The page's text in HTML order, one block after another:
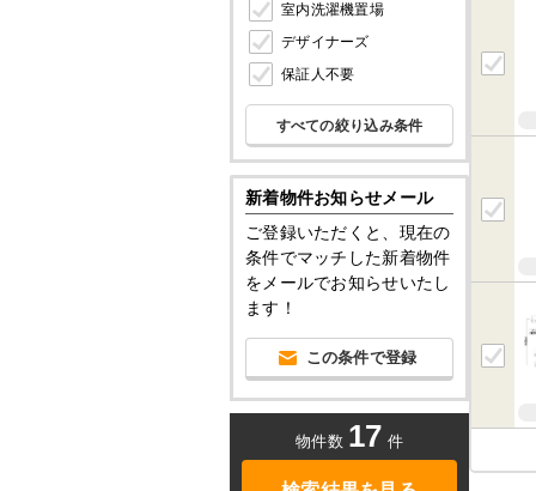
室内洗濯機置場
デザイナーズ
保証人不要
すべての絞り込み条件
新着物件お知らせメール
ご登録いただくと、現在の
条件でマッチした新着物件
をメールでお知らせいたし
ます！
この条件で登録
物件数 17 件